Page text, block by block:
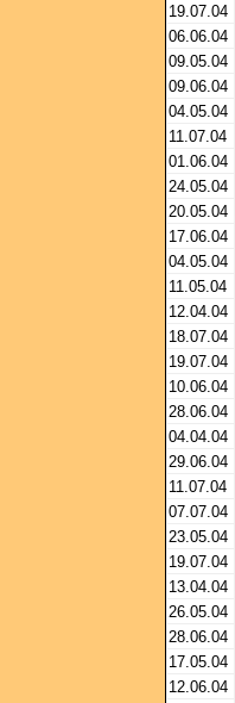
19.07.04
06.06.04
09.05.04
09.06.04
04.05.04
11.07.04
01.06.04
24.05.04
20.05.04
17.06.04
04.05.04
11.05.04
12.04.04
18.07.04
19.07.04
10.06.04
28.06.04
04.04.04
29.06.04
11.07.04
07.07.04
23.05.04
19.07.04
13.04.04
26.05.04
28.06.04
17.05.04
12.06.04